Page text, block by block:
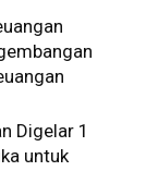
Digelar 1
untuk